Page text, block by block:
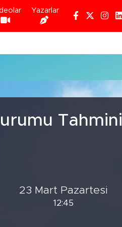
Yazarlar
Tahmini
23 Mart Pazartesi
12:45